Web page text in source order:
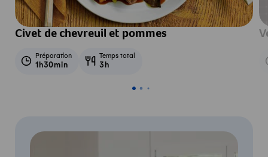
Civet de chevreuil et pommes
Préparation
1h30min
Temps total
3h